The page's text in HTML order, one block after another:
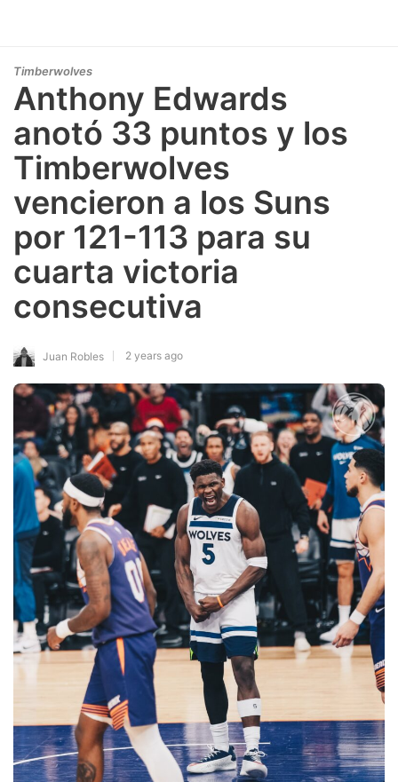
Timberwolves
Anthony Edwards
anotó 33 puntos y los
Timberwolves
vencieron a los Suns
por 121-113 para su
cuarta victoria
consecutiva
Juan Robles 2 years ago